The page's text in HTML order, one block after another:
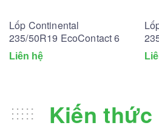
Lốp Continental
235/50R19 EcoContact 6
Liên hệ
Kiến thức